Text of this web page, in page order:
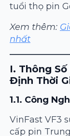
tuổi thọ pin
Xem thêm:
nhất
I. Thông
Định Thời
1.1. Công
VinFast VF3
cấp pin